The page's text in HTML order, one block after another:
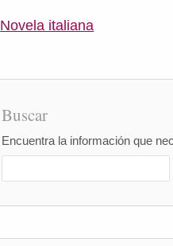
Novela italiana
Buscar
Encuentra la información que